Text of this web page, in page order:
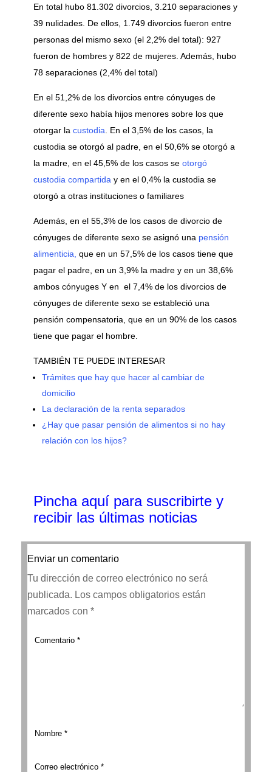
En total hubo 81.302 divorcios, 3.210 separaciones y
39 nulidades. De ellos, 1.749 divorcios fueron entre
personas del mismo sexo (el 2,2% del total): 927
fueron de hombres y 822 de mujeres. Además, hubo
78 separaciones (2,4% del total)
En el 51,2% de los divorcios entre cónyuges de
diferente sexo había hijos menores sobre los que
otorgar la custodia. En el 3,5% de los casos, la
custodia se otorgó al padre, en el 50,6% se otorgó a
la madre, en el 45,5% de los casos seotorgó
custodia compartiday en el 0,4% la custodia se
otorgó a otras instituciones o familiares
Además, en el 55,3% de los casos de divorcio de
cónyuges de diferente sexo se asignó unapensión
alimenticia, que en un 57,5% de los casos tiene que
pagar el padre, en un 3,9% la madre y en un 38,6%
ambos cónyuges Y en el 7,4% de los divorcios de
cónyuges de diferente sexo se estableció una
pensión compensatoria, que en un 90% de los casos
tiene que pagar el hombre.
TAMBIÉN TE PUEDE INTERESAR
Trámites que hay que hacer al cambiar de
domicilio
La declaración de la renta separados
¿Hay que pasar pensión de alimentos si no hay
relación con los hijos?
Pincha aquí para suscribirte y
recibir las últimas noticias
Enviar un comentario
Tu dirección de correo electrónico no será
publicada. Los campos obligatorios están
marcados con *